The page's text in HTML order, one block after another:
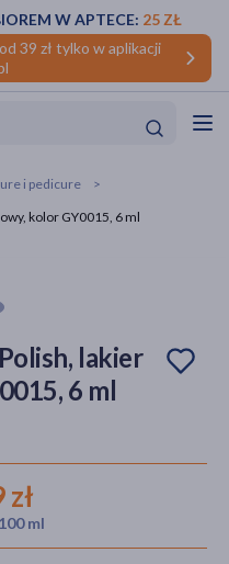
39 zł tylko w aplikacji
W APTECE: 25 ZŁ
i pedicure
kolor GY0015, 6 ml
lakier
6 ml
ml